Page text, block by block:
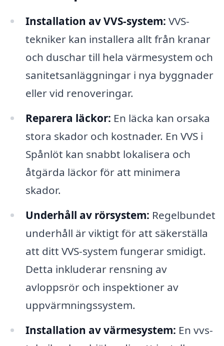
Installation av VVS-system: VVS-
tekniker kan installera allt från kranar
och duschar till hela värmesystem och
sanitetsanläggningar i nya byggnader
eller vid renoveringar.
Reparera läckor: En läcka kan orsaka
stora skador och kostnader. En VVS i
Spånlöt kan snabbt lokalisera och
åtgärda läckor för att minimera
skador.
Underhåll av rörsystem: Regelbundet
underhåll är viktigt för att säkerställa
att ditt VVS-system fungerar smidigt.
Detta inkluderar rensning av
avloppsrör och inspektioner av
uppvärmningssystem.
Installation av värmesystem: En vvs-